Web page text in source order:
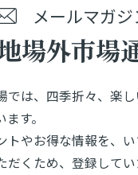
メールマガジ
場外市場
では、四季折々、楽
す。
トやお得な情報を、
だくため、登録して